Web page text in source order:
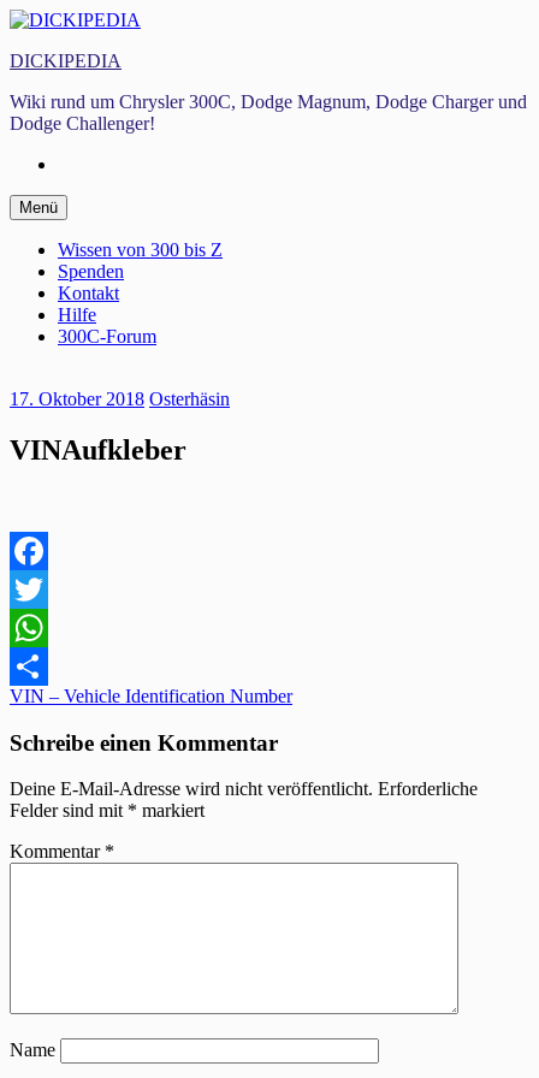
Zum
springen
DICKIPEDIA
Wiki rund um Chrysler 300C, Dodge Magnum, Dodge Charger und
Dodge Challenger!
Menü Zum
Inhalt
springen
Wissen von 300 bis Z
Spenden
Kontakt
Hilfe
300C-Forum
17. Oktober 2018 Osterhäsin
VINAufkleber
Facebook
Twitter
WhatsApp
Teilen
Beitragsnavigation
VIN – Vehicle Identification Number
Schreibe einen Kommentar
Deine E-Mail-Adresse wird nicht veröffentlicht. Erforderliche
Felder sind mit * markiert
Kommentar *
Name